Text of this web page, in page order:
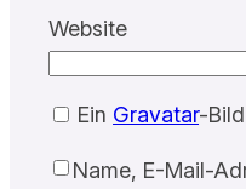
Website
Ein Gravatar-
Name, E-Mail-